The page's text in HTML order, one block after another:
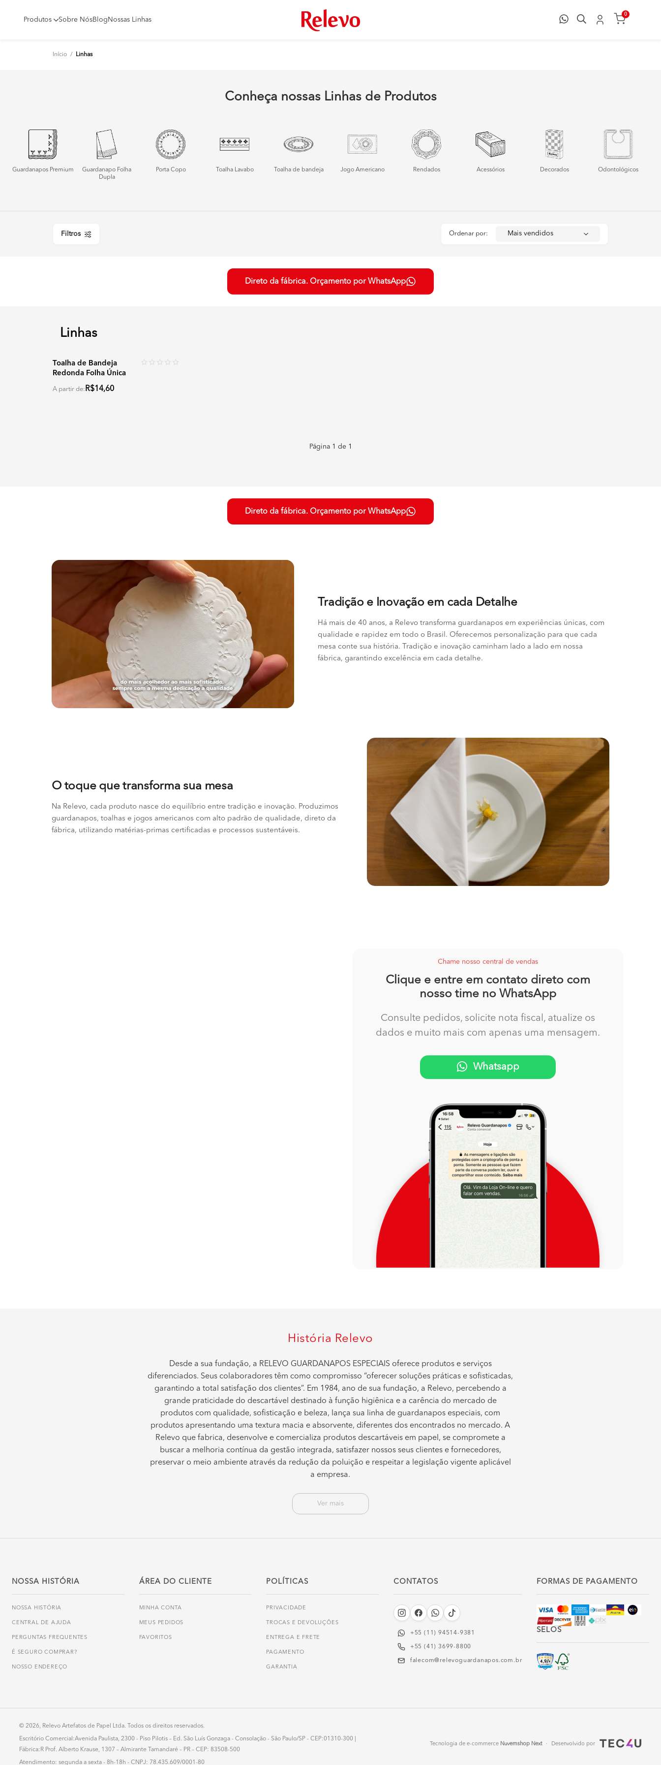
Produtos Sobre NósBlog Nossas Linhas
0
Início / Linhas
Conheça nossas Linhas de Produtos
Guardanapos Premium
Guardanapo Folha
Dupla
Porta Copo Toalha Lavabo Toalha de bandeja Jogo Americano Rendados Acessórios Decorados Odontológicos
Filtros Ordenar por:
Direto da fábrica. Orçamento por WhatsApp
Linhas
Toalha de Bandeja
Redonda Folha Única
A partir de: R$14,60
Página 1 de 1
Direto da fábrica. Orçamento por WhatsApp
Tradição e Inovação em cada Detalhe
Há mais de 40 anos, a Relevo transforma guardanapos em experiências únicas, com
qualidade e rapidez em todo o Brasil. Oferecemos personalização para que cada
mesa conte sua história. Tradição e inovação caminham lado a lado em nossa
fábrica, garantindo excelência em cada detalhe.
O toque que transforma sua mesa
Na Relevo, cada produto nasce do equilíbrio entre tradição e inovação. Produzimos
guardanapos, toalhas e jogos americanos com alto padrão de qualidade, direto da
fábrica, utilizando matérias-primas certificadas e processos sustentáveis.
Chame nosso central de vendas
Clique e entre em contato direto com
nosso time no WhatsApp
Consulte pedidos, solicite nota fiscal, atualize os
dados e muito mais com apenas uma mensagem.
Whatsapp
História Relevo
Desde a sua fundação, a RELEVO GUARDANAPOS ESPECIAIS oferece produtos e serviços
diferenciados. Seus colaboradores têm como compromisso “oferecer soluções práticas e sofisticadas,
garantindo a total satisfação dos clientes”. Em 1984, ano de sua fundação, a Relevo, percebendo a
grande praticidade do descartável destinado à função higiênica e a carência do mercado de
produtos com qualidade, sofisticação e beleza, lança sua linha de guardanapos especiais, com
produtos apresentando uma textura macia e absorvente, diferentes dos encontrados no mercado. A
Relevo que fabrica, desenvolve e comercializa produtos descartáveis em papel, se compromete a
buscar a melhoria contínua da gestão integrada, satisfazer nossos seus clientes e fornecedores,
preservar o meio ambiente através da redução da poluição e respeitar a legislação vigente aplicável
a empresa.
Ver mais
NOSSA HISTÓRIA
NOSSA HISTÓRIA
CENTRAL DE AJUDA
PERGUNTAS FREQUENTES
É SEGURO COMPRAR?
NOSSO ENDEREÇO
ÁREA DO CLIENTE
MINHA CONTA
MEUS PEDIDOS
FAVORITOS
POLÍTICAS
PRIVACIDADE
TROCAS E DEVOLUÇÕES
ENTREGA E FRETE
PAGAMENTO
GARANTIA
CONTATOS
+55 (11) 94514-9381‬
+55 (41) 3699-8800
falecom@relevoguardanapos.com.br
FORMAS DE PAGAMENTO
SELOS
© 2026, Relevo Artefatos de Papel Ltda. Todos os direitos reservados.
Escritório Comercial:Avenida Paulista, 2300 - Piso Pilotis – Ed. São Luís Gonzaga - Consolação - São Paulo/SP - CEP:01310-300 |
Fábrica:R Prof. Alberto Krause, 1307 – Almirante Tamandaré – PR – CEP: 83508-500
Atendimento: segunda a sexta - 8h-18h - CNPJ: 78.435.609/0001-80
Tecnologia de e-commerce Nuvemshop Next · Desenvolvido por